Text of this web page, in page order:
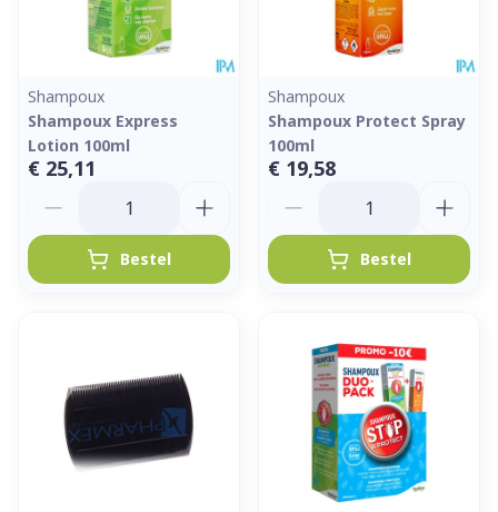
Shampoux
Shampoux Express
Lotion 100ml
€ 25,11
Bestel
Shampoux
Shampoux Protect Spray
100ml
€ 19,58
Bestel